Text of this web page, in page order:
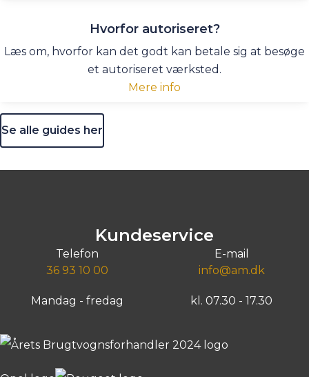
Hvorfor autoriseret?
Læs om, hvorfor kan det godt kan betale sig at besøge
et autoriseret værksted.
Mere info
Se alle guides her
Kundeservice
Telefon
36 93 10 00
E-mail
info@am.dk
Mandag - fredag kl. 07.30 - 17.30